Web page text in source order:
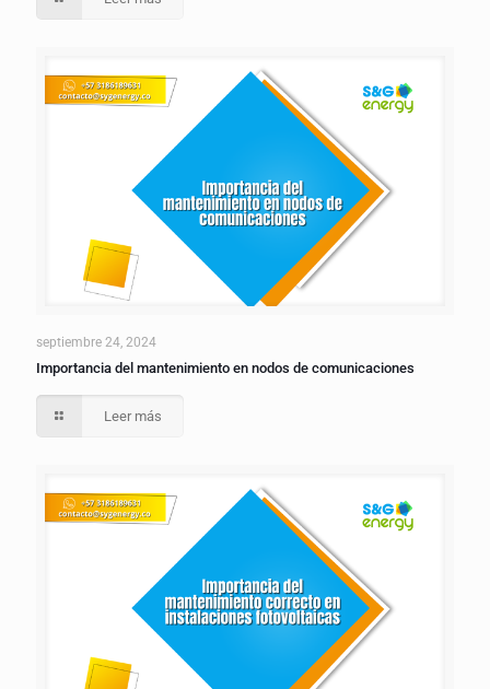
septiembre 24, 2024
Importancia del mantenimiento en nodos de comunicaciones
Leer más